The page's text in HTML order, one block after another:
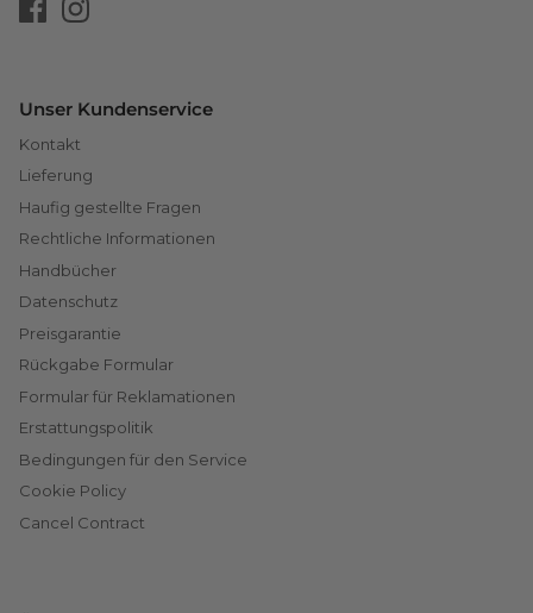
Unser Kundenservice
Kontakt
Lieferung
Haufig gestellte Fragen
Rechtliche Informationen
Handbücher
Datenschutz
Preisgarantie
Rückgabe Formular
Formular für Reklamationen
Erstattungspolitik
Bedingungen für den Service
Cookie Policy
Cancel Contract